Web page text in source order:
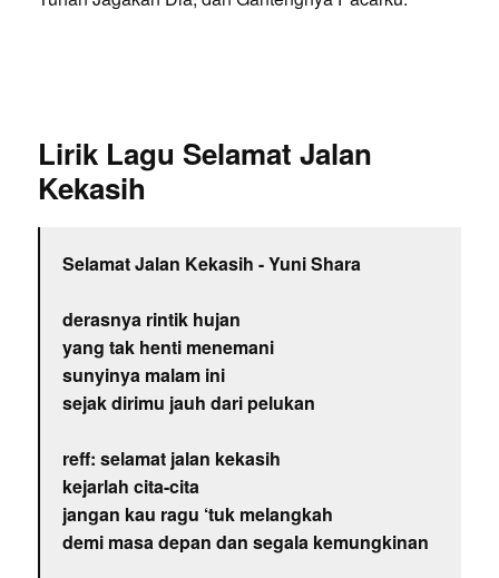
Lirik Lagu Selamat Jalan
Kekasih
Selamat Jalan Kekasih - Yuni Shara
derasnya rintik hujan
yang tak henti menemani
sunyinya malam ini
sejak dirimu jauh dari pelukan
reff: selamat jalan kekasih
kejarlah cita-cita
jangan kau ragu ‘tuk melangkah
demi masa depan dan segala kemungkinan